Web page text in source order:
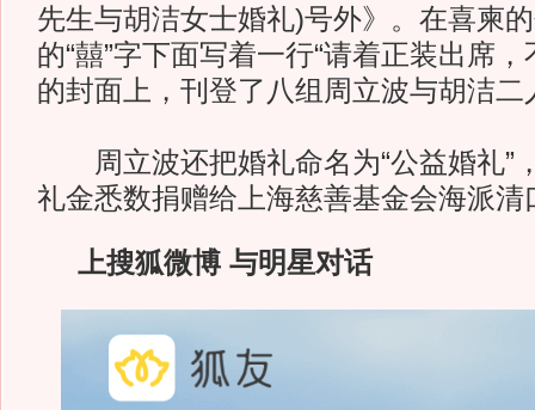
先生与胡洁女士婚礼)号外》。在喜柬
的“囍”字下面写着一行“请着正装出席
的封面上，刊登了八组周立波与胡洁二
周立波还把婚礼命名为“公益婚礼”
礼金悉数捐赠给上海慈善基金会海派清
上搜狐微博 与明星对话